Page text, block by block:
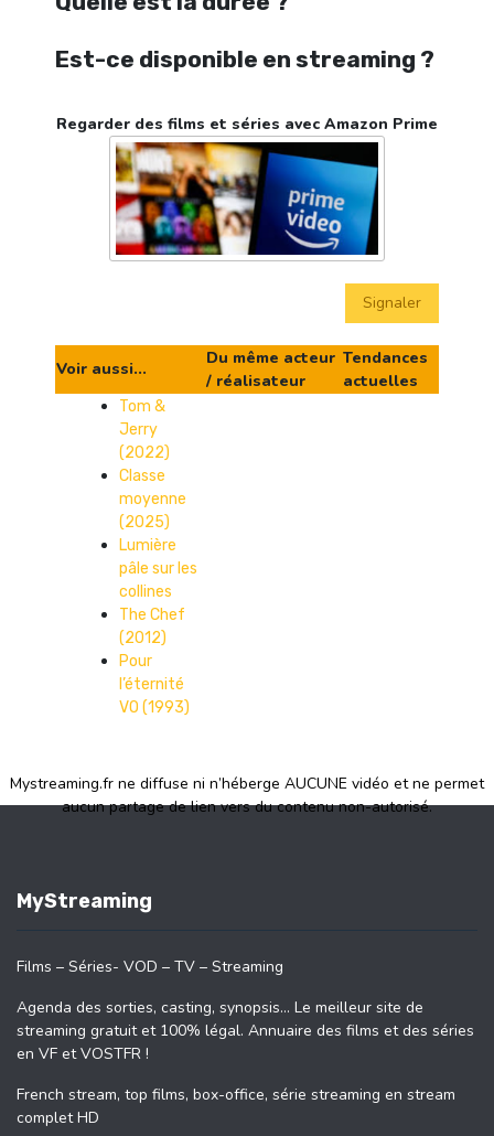
Est-ce disponible en streaming ?
Regarder des films et séries avec Amazon Prime
Signaler
Voir aussi...
Du même acteur
/ réalisateur
Tendances
actuelles
Tom &
Jerry
(2022)
Classe
moyenne
(2025)
Lumière
pâle sur les
collines
The Chef
(2012)
Pour
l’éternité
VO (1993)
Mystreaming.fr ne diffuse ni n’héberge AUCUNE vidéo et ne permet
aucun partage de lien vers du contenu non-autorisé.
MyStreaming
Films – Séries- VOD – TV – Streaming
Agenda des sorties, casting, synopsis… Le meilleur site de
streaming gratuit et 100% légal. Annuaire des films et des séries
en VF et VOSTFR !
French stream, top films, box-office, série streaming en stream
complet HD